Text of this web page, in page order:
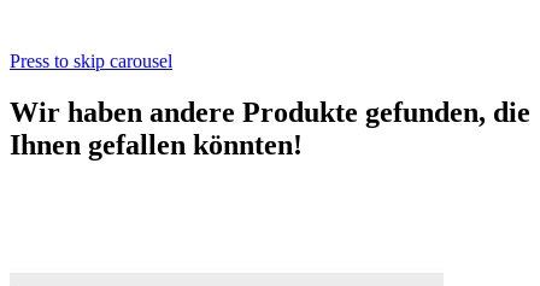
Press to skip carousel
Wir haben andere Produkte gefunden, die
Ihnen gefallen könnten!